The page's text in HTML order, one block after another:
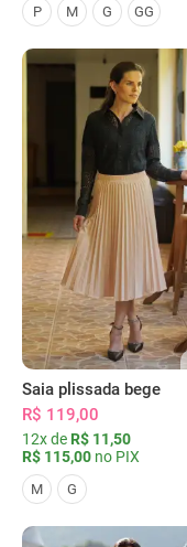
P M G GG
Saia plissada bege
R$ 119,00
12x de R$ 11,50
R$ 115,00 no PIX
M G